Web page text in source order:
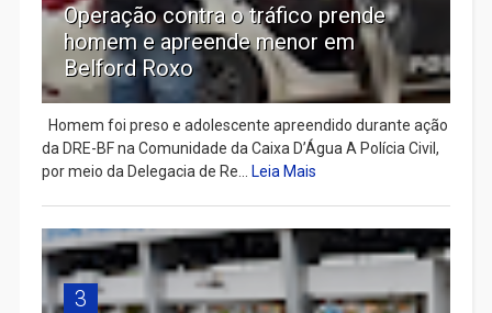
Operação contra o tráfico prende
homem e apreende menor em
Belford Roxo
Homem foi preso e adolescente apreendido durante ação
da DRE-BF na Comunidade da Caixa D’Água A Polícia Civil,
por meio da Delegacia de Re... Leia Mais
3